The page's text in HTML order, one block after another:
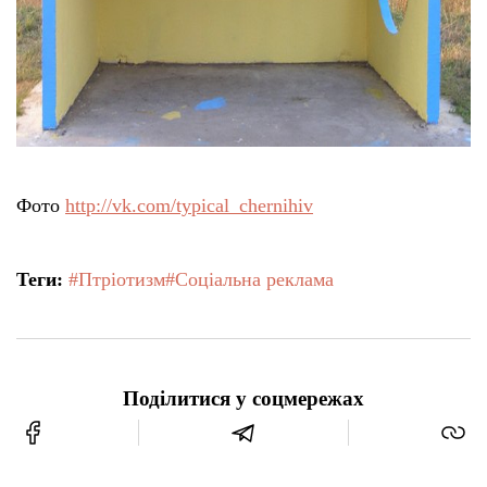
Фото http://vk.com/typical_chernihiv
Теги: #Птріотизм#Соціальна реклама
Поділитися у соцмережах